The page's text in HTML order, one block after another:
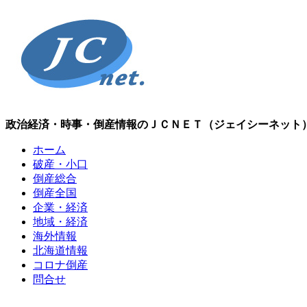
政治経済・時事・倒産情報のＪＣＮＥＴ（ジェイシーネット）
ホーム
破産・小口
倒産総合
倒産全国
企業・経済
地域・経済
海外情報
北海道情報
コロナ倒産
問合せ